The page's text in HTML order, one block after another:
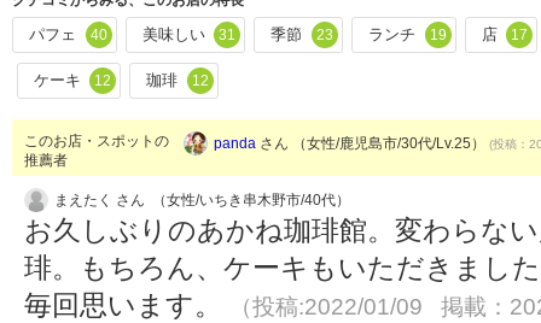
パフェ 40 美味しい 31 季節 23 ランチ 19 店 17
ケーキ 12 珈琲 12
このお店・スポットの
推薦者
panda さん （女性/鹿児島市/30代/Lv.25） (投稿：
まえたく さん （女性/いちき串木野市/40代）
お久しぶりのあかね珈琲館。変わらな
琲。もちろん、ケーキもいただきまし
毎回思います。
（投稿:2022/01/09 掲載：